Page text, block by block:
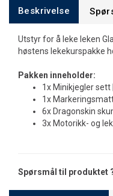
Beskrivelse
Utstyr for å leke leken
høstens lekekurspakke
Pakken inneholder:
1x Minikjegler sett
1x
6x Dragonskin
3x Motorikk- og
Spørsmål til produktet